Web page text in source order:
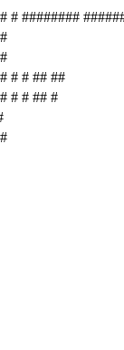
# ########
# # ## ##
# # ## #